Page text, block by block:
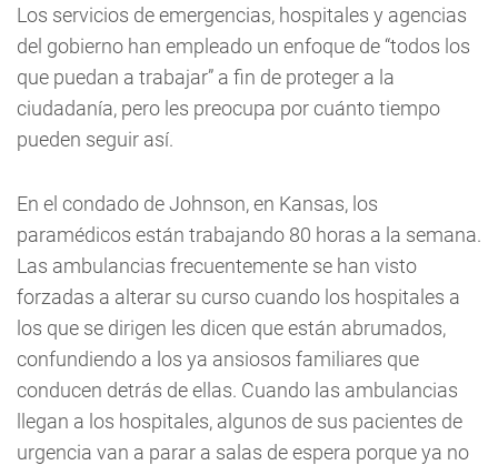
Los servicios de emergencias, hospitales y agencias
del gobierno han empleado un enfoque de “todos los
que puedan a trabajar” a fin de proteger a la
ciudadanía, pero les preocupa por cuánto tiempo
pueden seguir así.
En el condado de Johnson, en Kansas, los
paramédicos están trabajando 80 horas a la semana.
Las ambulancias frecuentemente se han visto
forzadas a alterar su curso cuando los hospitales a
los que se dirigen les dicen que están abrumados,
confundiendo a los ya ansiosos familiares que
conducen detrás de ellas. Cuando las ambulancias
llegan a los hospitales, algunos de sus pacientes de
urgencia van a parar a salas de espera porque ya no